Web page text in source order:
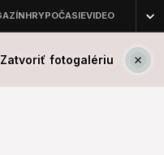
Zatvoriť fotogalériu